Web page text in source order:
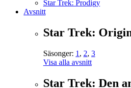
Star Trek: Prodigy
Avsnitt
Star Trek:
Säsonger: 1 , 2, 3
Visa alla avsnitt
Star Trek: Den